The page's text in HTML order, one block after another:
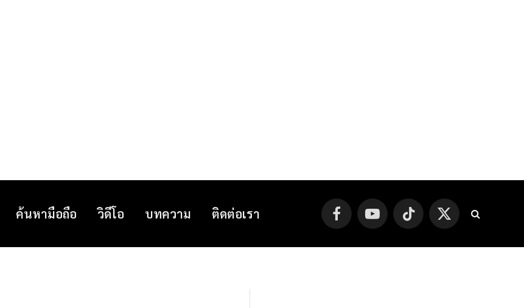
ค้นหามือถือ วิดีโอ บทความ ติดต่อเรา FacebookYouTube TikTok
X
(Twitter)